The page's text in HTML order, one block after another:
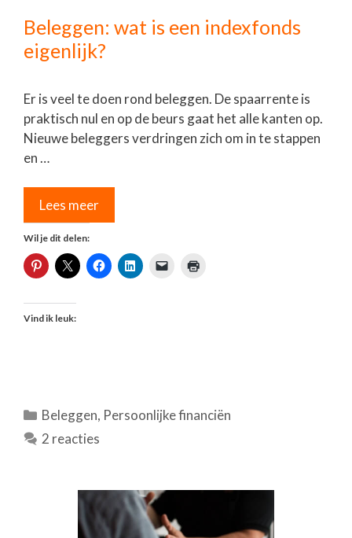
Beleggen: wat is een indexfonds
eigenlijk?
Er is veel te doen rond beleggen. De spaarrente is
praktisch nul en op de beurs gaat het alle kanten op.
Nieuwe beleggers verdringen zich om in te stappen
en …
Lees meer
Wil je dit delen:
Vind ik leuk:
Categorieën
Beleggen, Persoonlijke financiën
2 reacties